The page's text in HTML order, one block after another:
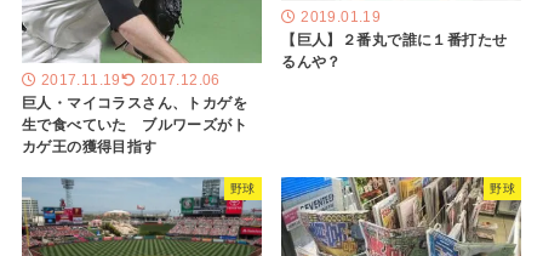
2017.11.19 2017.12.06
巨人・マイコラスさん、トカゲを
生で食べていた ブルワーズがト
カゲ王の獲得目指す
2019.01.19
【巨人】２番丸で誰に１番打たせ
るんや？
野球 野球